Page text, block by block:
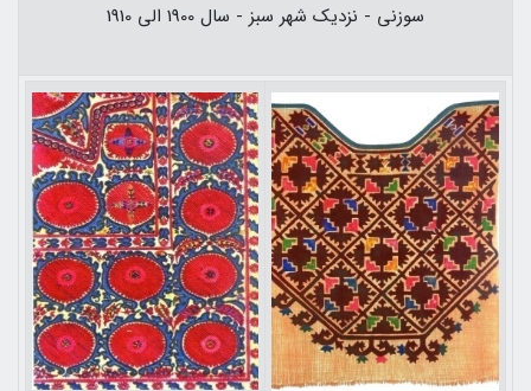
سوزنی - نزديك شهر سبز - سال 1900 الي 1910